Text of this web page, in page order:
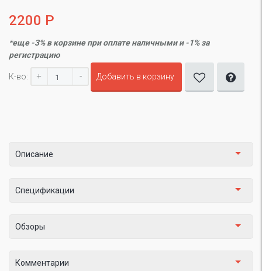
2200 Р
*еще -3% в корзине при оплате наличными и -1% за
регистрацию
К-во: + - Добавить в корзину
Описание
Спецификации
Обзоры
Комментарии